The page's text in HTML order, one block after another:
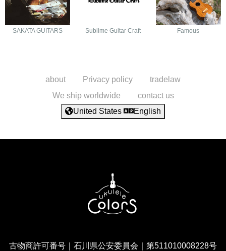
SAKATA GUITARS Sublime Guitar Craft Famous
about Privacy policy
tradelaw
We ship worldwide
contact us
United States
English
古物商許可番号｜石川県公安委員会｜第511010008228号